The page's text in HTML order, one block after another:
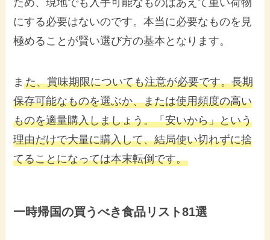
ため、現地でも入手可能なものはあえて重い荷物
にする必要はないのです。本当に必要なものを見
極めることが賢い選び方の基本となります。
また、賞味期限についても注意が必要です。長期
保存可能なものを選ぶか、または使用頻度の高い
ものを適量購入しましょう。「安いから」という
理由だけで大量に購入して、結局使い切れずに捨
てることになっては本末転倒です。
一時帰国の買うべき食品リスト81選